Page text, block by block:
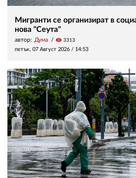
Мигранти се организират в
нова "Сеута"
автор: Дума visibility 3313
петък, 07 Август 2026 / 14:53